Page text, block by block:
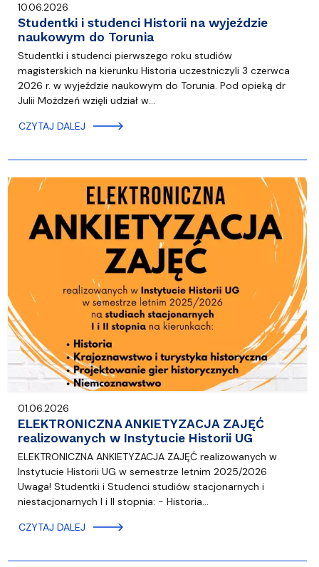
10.06.2026
Studentki i studenci Historii na wyjeździe
naukowym do Torunia
Studentki i studenci pierwszego roku studiów
magisterskich na kierunku Historia uczestniczyli 3 czerwca
2026 r. w wyjeździe naukowym do Torunia. Pod opieką dr
Julii Możdzeń wzięli udział w…
CZYTAJ DALEJ
01.06.2026
ELEKTRONICZNA ANKIETYZACJA ZAJĘĆ
realizowanych w Instytucie Historii UG
ELEKTRONICZNA ANKIETYZACJA ZAJĘĆ realizowanych w
Instytucie Historii UG w semestrze letnim 2025/2026
Uwaga! Studentki i Studenci studiów stacjonarnych i
niestacjonarnych I i II stopnia: - Historia…
CZYTAJ DALEJ